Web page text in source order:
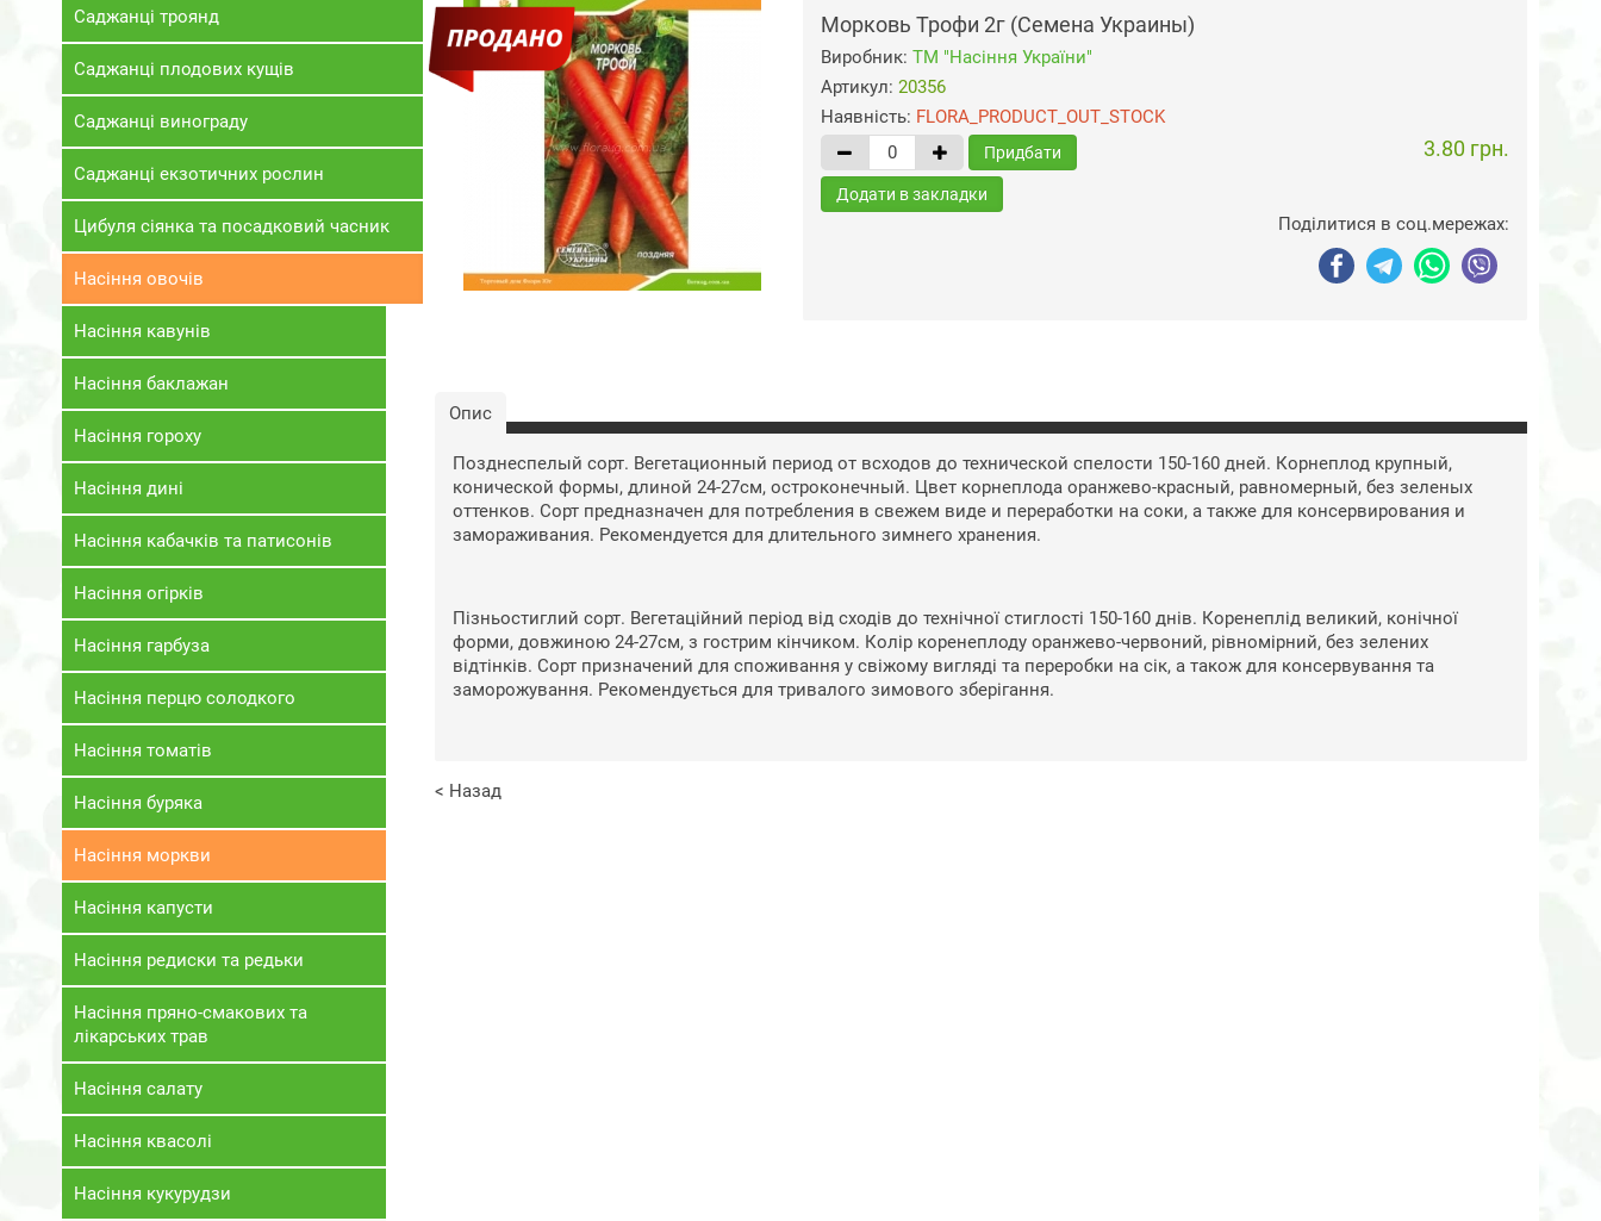
Саджанці троянд
Саджанці плодових кущів
Саджанці винограду
Саджанці екзотичних рослин
Цибуля сіянка та посадковий часник
Насіння овочів
Насіння кавунів
Насіння баклажан
Насіння гороху
Насіння дині
Насіння кабачків та патисонів
Насіння огірків
Насіння гарбуза
Насіння перцю солодкого
Насіння томатів
Насіння буряка
Насіння моркви
Насіння капусти
Насіння редиски та редьки
Насіння пряно-смакових та
лікарських трав
Насіння салату
Насіння квасолі
Насіння кукурудзи
Морковь Трофи 2г (Семена Украины)
Виробник: ТМ "Насіння України"
Артикул: 20356
Наявність: FLORA_PRODUCT_OUT_STOCK
Придбати 3.80 грн.
Додати в закладки
Поділитися в соц.мережах:
Опис
Позднеспелый сорт. Вегетационный период от всходов до технической спелости 150-160 дней. Корнеплод крупный,
конической формы, длиной 24-27см, остроконечный. Цвет корнеплода оранжево-красный, равномерный, без зеленых
оттенков. Сорт предназначен для потребления в свежем виде и переработки на соки, а также для консервирования и
замораживания. Рекомендуется для длительного зимнего хранения.
Пізньостиглий сорт. Вегетаційний період від сходів до технічної стиглості 150-160 днів. Коренеплід великий, конічної
форми, довжиною 24-27см, з гострим кінчиком. Колір коренеплоду оранжево-червоний, рівномірний, без зелених
відтінків. Сорт призначений для споживання у свіжому вигляді та переробки на сік, а також для консервування та
заморожування. Рекомендується для тривалого зимового зберігання.
< Назад